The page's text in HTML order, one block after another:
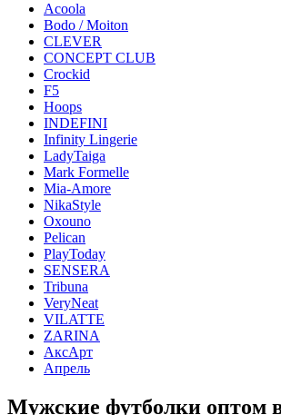
Acoola
Bodo / Moiton
CLEVER
CONCEPT CLUB
Crockid
F5
Hoops
INDEFINI
Infinity Lingerie
LadyTaiga
Mark Formelle
Mia-Amore
NikaStyle
Oxouno
Pelican
PlayToday
SENSERA
Tribuna
VeryNeat
VILATTE
ZARINA
АксАрт
Апрель
Мужские футболки оптом